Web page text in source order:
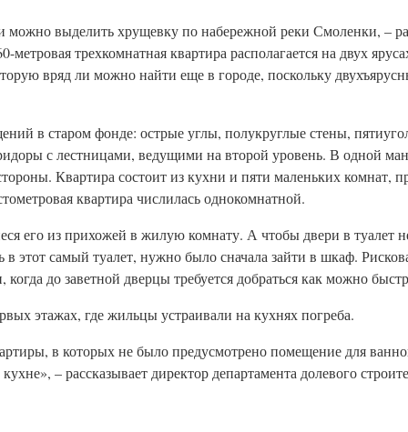
выделить хрущевку по набережной реки Смоленки, –
трехкомнатная квартира располагается на двух
вряд ли можно найти еще в городе, поскольку
в старом фонде: острые углы, полукруглые стены,
с лестницами, ведущими на второй уровень. В одной
Квартира состоит из кухни и пяти маленьких комнат,
квартира числилась однокомнатной.
его из прихожей в жилую комнату. А чтобы двери в туалет
этот самый туалет, нужно было сначала зайти в шкаф.
до заветной дверцы требуется добраться как можно
этажах, где жильцы устраивали на кухнях погреба.
в которых не было предусмотрено помещение для
– рассказывает директор департамента долевого